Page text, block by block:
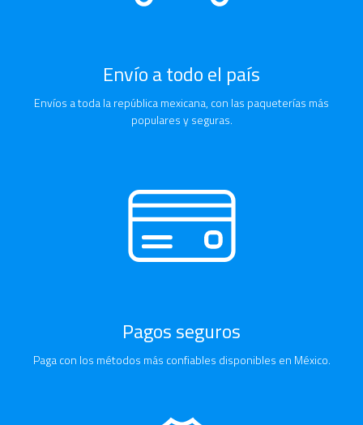
Envío a todo el país
Envíos a toda la república mexicana, con las paqueterías más
populares y seguras.
Pagos seguros
Paga con los métodos más confiables disponibles en México.